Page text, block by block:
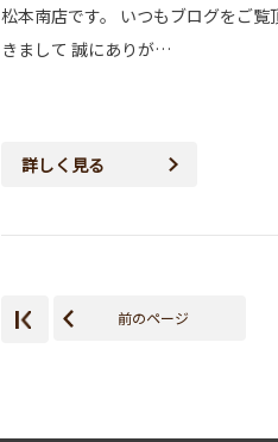
松本南店です。 いつもブログをご覧
きまして 誠にありが…
詳しく見る
前のページ